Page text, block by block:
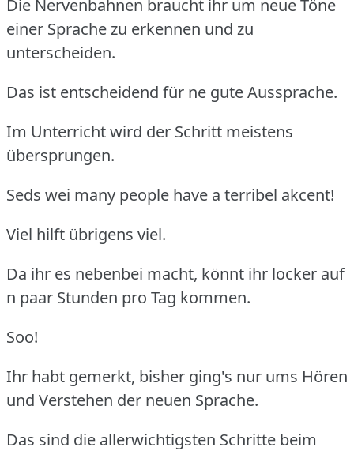
Die Nervenbahnen braucht ihr um neue Töne
einer Sprache zu erkennen und zu
unterscheiden.
Das ist entscheidend für ne gute Aussprache.
Im Unterricht wird der Schritt meistens
übersprungen.
Seds wei many people have a terribel akcent!
Viel hilft übrigens viel.
Da ihr es nebenbei macht, könnt ihr locker auf
n paar Stunden pro Tag kommen.
Soo!
Ihr habt gemerkt, bisher ging's nur ums Hören
und Verstehen der neuen Sprache.
Das sind die allerwichtigsten Schritte beim